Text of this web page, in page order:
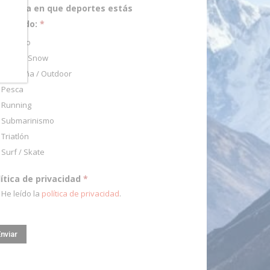
en que deportes estás
*
Ciclismo
Esquí / Snow
Montaña / Outdoor
Pesca
Running
Submarinismo
Triatlón
Surf / Skate
de privacidad *
He leído la política de privacidad.